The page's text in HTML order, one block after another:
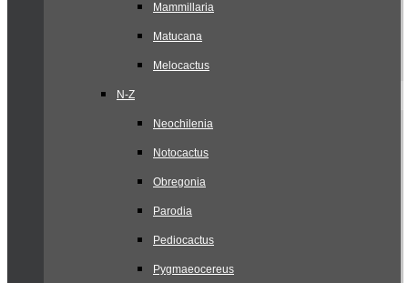
Mammillaria
Matucana
Melocactus
N-Z
Neochilenia
Notocactus
Obregonia
Parodia
Pediocactus
Pygmaeocereus